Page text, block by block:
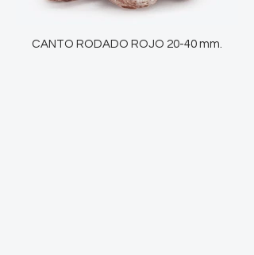
CANTO RODADO ROJO 20-40 mm.